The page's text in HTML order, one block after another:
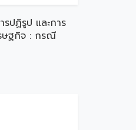
รปฏิรูป และการ
ษฐกิจ : กรณี